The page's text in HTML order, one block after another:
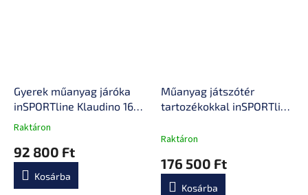
Gyerek műanyag járóka
inSPORTline Klaudino 16+2
288x208x66 cm
A
átlagos
értékelése
Raktáron
92 800 Ft
Kosárba
Műanyag játszótér
tartozékokkal inSPORTline
Raktáron
176 500 Ft
Kosárba